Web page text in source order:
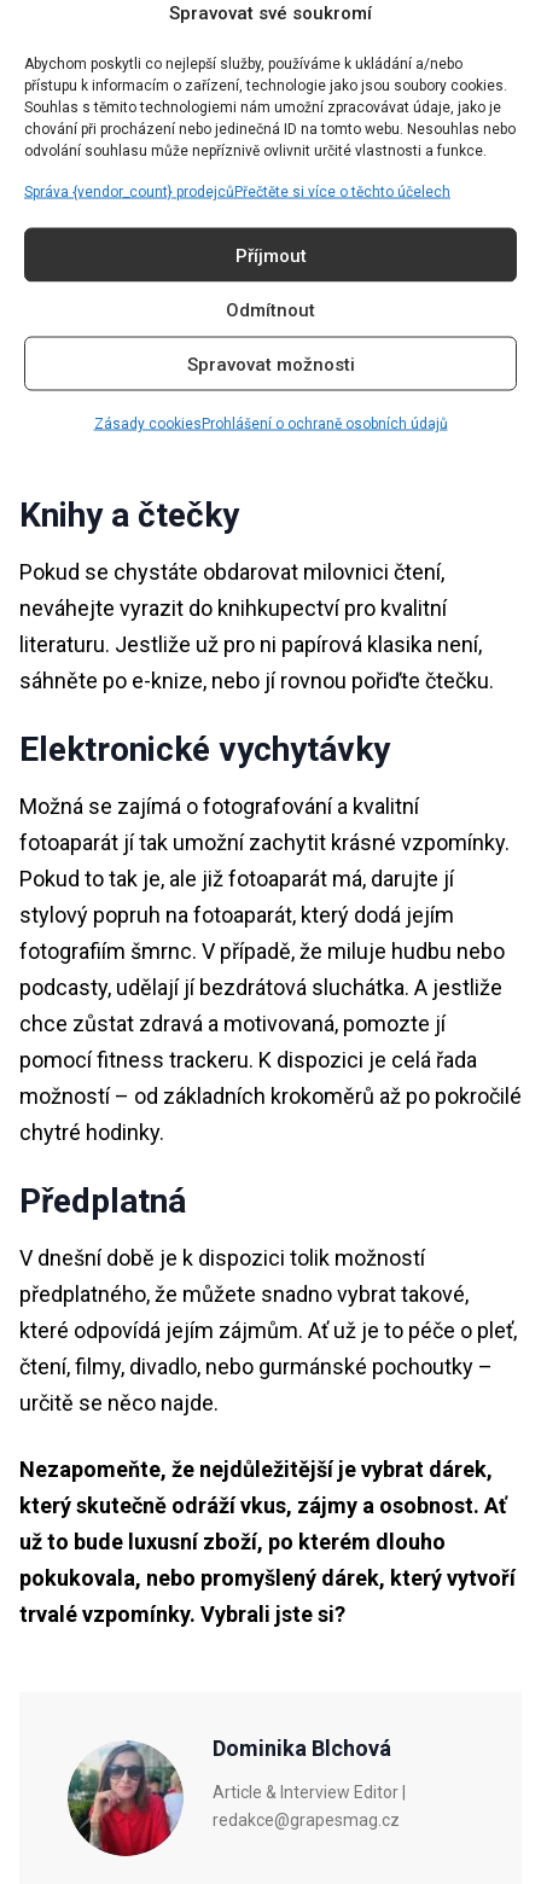
Spravovat své soukromí
Abychom poskytli co nejlepší služby, používáme k ukládání a/nebo
přístupu k informacím o zařízení, technologie jako jsou soubory cookies.
Souhlas s těmito technologiemi nám umožní zpracovávat údaje, jako je
chování při procházení nebo jedinečná ID na tomto webu. Nesouhlas nebo
odvolání souhlasu může nepříznivě ovlivnit určité vlastnosti a funkce.
Správa {vendor_count} prodejcůPřečtěte si více o těchto účelech
Příjmout
Odmítnout
Spravovat možnosti
Zásady cookiesProhlášení o ochraně osobních údajů
resortu. Tento dárek nabízí nejen možnost
odpočinku, ale také příležitost prozkoumat nové
prostředí a vytvořit si společné vzpomínky, které
vydrží celý život.
Sluneční brýle
Sluneční brýle kombinují styl a funkčnost. Nejenže
poskytují ochranu před škodlivým UV zářením, ale
dodají každému oblečení pořádnou dávku půvabu. Ať
už půjde o nadčasovou klasiku, nebo trendy modely,
sluneční brýle jsou univerzálním doplňkem, který lze
Knihy a čtečky
Pokud se chystáte obdarovat milovnici čtení,
neváhejte vyrazit do knihkupectví pro kvalitní
literaturu. Jestliže už pro ni papírová klasika není,
sáhněte po e-knize, nebo jí rovnou pořiďte čtečku.
Elektronické vychytávky
Možná se zajímá o fotografování a kvalitní
fotoaparát jí tak umožní zachytit krásné vzpomínky.
Pokud to tak je, ale již fotoaparát má, darujte jí
stylový popruh na fotoaparát, který dodá jejím
fotografiím šmrnc. V případě, že miluje hudbu nebo
podcasty, udělají jí bezdrátová sluchátka. A jestliže
chce zůstat zdravá a motivovaná, pomozte jí
pomocí fitness trackeru. K dispozici je celá řada
možností – od základních krokoměrů až po pokročilé
chytré hodinky.
Předplatná
V dnešní době je k dispozici tolik možností
předplatného, že můžete snadno vybrat takové,
které odpovídá jejím zájmům. Ať už je to péče o pleť,
čtení, filmy, divadlo, nebo gurmánské pochoutky –
určitě se něco najde.
Nezapomeňte, že nejdůležitější je vybrat dárek,
který skutečně odráží vkus, zájmy a osobnost. Ať
už to bude luxusní zboží, po kterém dlouho
pokukovala, nebo promyšlený dárek, který vytvoří
trvalé vzpomínky. Vybrali jste si?
Dominika Blchová
Article & Interview Editor |
redakce@grapesmag.cz